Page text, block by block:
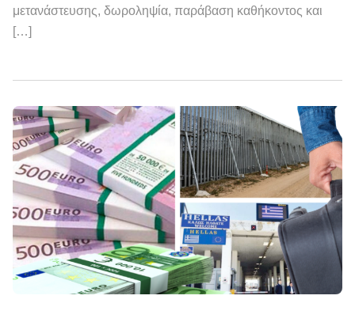
μετανάστευσης, δωροληψία, παράβαση καθήκοντος και
[…]